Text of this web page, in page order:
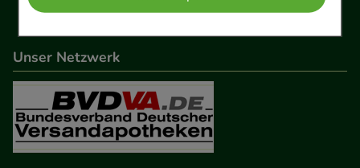
Komfort:Diese Cookies werden genutzt um das
Einkaufserlebnis noch ansprechender zu gestalten,
beispielsweise für die Wiedererkennung des
Besuchers oder unsere Seite an bevorzugte
Verhaltensweisen (z.B. Spracheinstellung)
anzupassen. Komfort-Cookies ermöglichen es uns
auch auf Ihre Bedürfnisse zugeschrittene Inhalte
Unser Netzwerk